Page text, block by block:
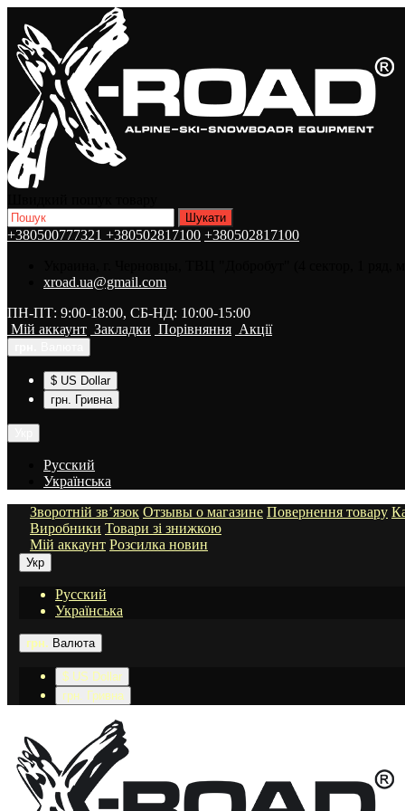
+380500777321 +380502817100 +380502817100
xroad.ua@gmail.com
ПН-ПТ: 9:00-18:00, СБ-НД: 10:00-15:00
Мій аккаунт Закладки Порівняння Акції
$ US Dollar
грн. Гривна
Русский
Українська
Зворотній зв’язок Отзывы о магазине Повернення товару
Виробники Товари зі знижкою
Мій аккаунт Розсилка новин
Укр
Русский
Українська
грн. Валюта
$ US Dollar
грн. Гривна